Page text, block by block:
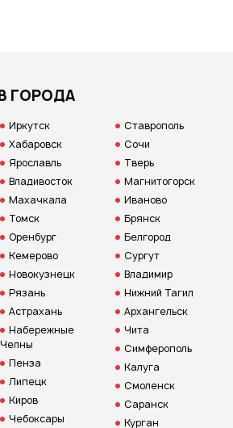
ГОРОДА
Иркутск
Хабаровск
Ярославль
Владивосток
Махачкала
Томск
Оренбург
Кемерово
Новокузнецк
Рязань
Астрахань
Набережные
Челны
Пенза
Липецк
Киров
Чебоксары
Ставрополь
Сочи
Тверь
Магнитогорск
Иваново
Брянск
Белгород
Сургут
Владимир
Нижний Тагил
Архангельск
Чита
Симферополь
Калуга
Смоленск
Саранск
Курган